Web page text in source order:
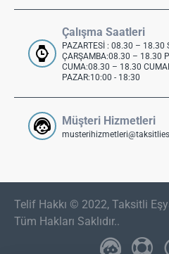
Çalışma Saatleri
PAZARTESİ : 08.30 –
ÇARŞAMBA:08.30 – 18.30
CUMA:08.30 – 18.30
PAZAR:10:00 - 18:30
Müşteri Hizmetleri
Telif Hakkı © 2022, Taksitli
Tüm Hakları Saklıdır..